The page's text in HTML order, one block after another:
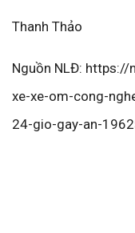
Thanh Thảo
Nguồn NLĐ:
xe-xe-om-cong-
24-gio-gay-an-